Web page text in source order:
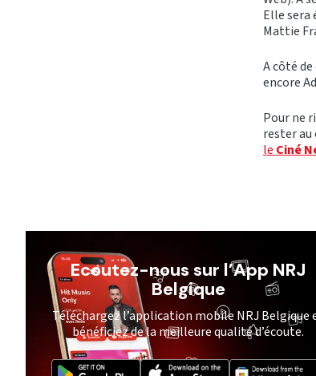
Elle sera
Mattie
A côté
encore
Pour ne
rester
leCiné
Ecoutez-nous sur l’App NRJ
Belgique
Téléchargez l’application mobile NRJ Belgique
bénéficiez de la meilleure qualité d’écoute.